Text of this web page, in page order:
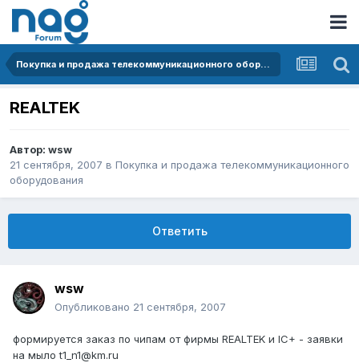
Покупка и продажа телекоммуникационного оборудования
REALTEK
Автор: wsw
21 сентября, 2007 в Покупка и продажа телекоммуникационного
оборудования
Ответить
wsw
Опубликовано 21 сентября, 2007
формируется заказ по чипам от фирмы REALTEK и IC+ - заявки
на мыло t1_n1@km.ru